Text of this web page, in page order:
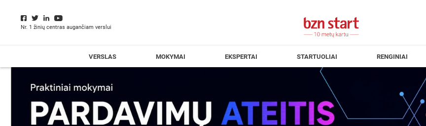
Nr. 1 žinių centras augančiam verslui
VERSLAS MOKYMAI EKSPERTAI STARTUOLIAI RENGINIAI